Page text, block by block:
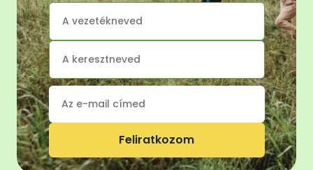
Feliratkozom